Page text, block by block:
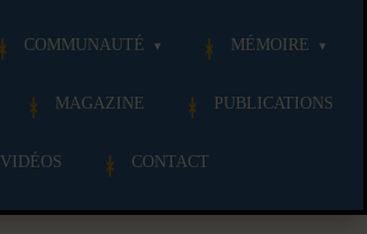
COMMUNAUTÉ MÉMOIRE
MAGAZINE PUBLICATIONS
VIDÉOS CONTACT